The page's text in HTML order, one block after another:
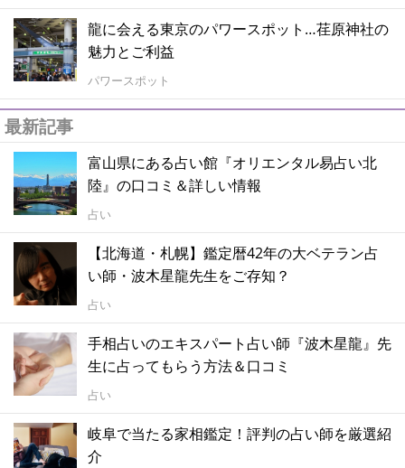
龍に会える東京のパワースポット…荏原神社の
魅力とご利益
パワースポット
最新記事
富山県にある占い館『オリエンタル易占い北
陸』の口コミ＆詳しい情報
占い
【北海道・札幌】鑑定暦42年の大ベテラン占
い師・波木星龍先生をご存知？
占い
手相占いのエキスパート占い師『波木星龍』先
生に占ってもらう方法＆口コミ
占い
岐阜で当たる家相鑑定！評判の占い師を厳選紹
介